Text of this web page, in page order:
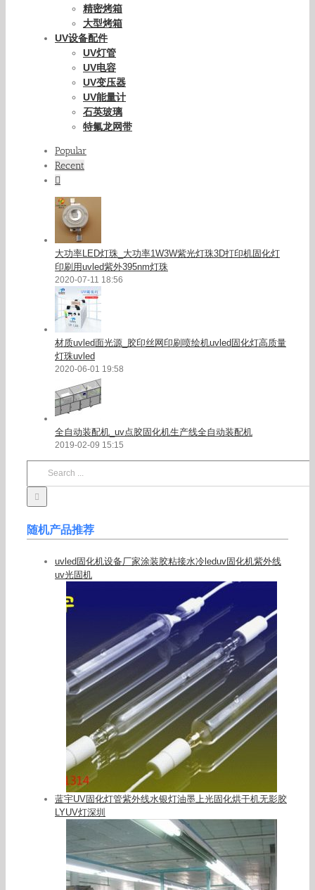
精密烤箱
大型烤箱
UV设备配件
UV灯管
UV电容
UV变压器
UV能量计
石英玻璃
特氟龙网带
Popular
Recent
大功率LED灯珠_大功率1W3W紫光灯珠3D打印机固化灯
印刷用uvled紫外395nm灯珠
2020-07-11 18:56
材质uvled面光源_胶印丝网印刷喷绘机uvled固化灯高质量
灯珠uvled
2020-06-01 19:58
全自动装配机_uv点胶固化机生产线全自动装配机
2019-02-09 15:15
随机产品推荐
uvled固化机设备厂家涂装胶粘接水冷leduv固化机紫外线
uv光固机
蓝宇UV固化灯管紫外线水银灯油墨上光固化烘干机无影胶
LYUV灯深圳